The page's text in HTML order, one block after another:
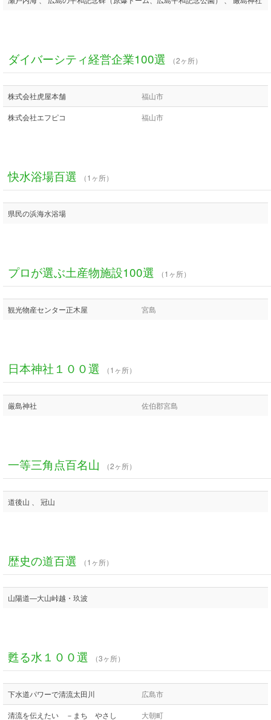
ダイバーシティ経営企業100選 （2ヶ所）
株式会社虎屋本舗 福山市
株式会社エフピコ 福山市
快水浴場百選 （1ヶ所）
県民の浜海水浴場
プロが選ぶ土産物施設100選 （1ヶ所）
観光物産センター正木屋 宮島
日本神社１００選 （1ヶ所）
厳島神社 佐伯郡宮島
一等三角点百名山 （2ヶ所）
道後山 、 冠山
歴史の道百選 （1ヶ所）
山陽道―大山峠越・玖波
甦る水１００選 （3ヶ所）
下水道パワーで清流太田川 広島市
清流を伝えたい －まち やさし 大朝町